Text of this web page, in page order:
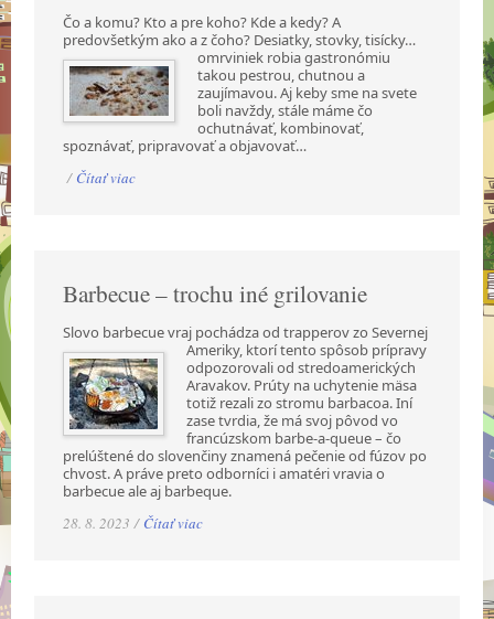
Čo a komu? Kto a pre koho? Kde a kedy? A
predovšetkým ako a z čoho? Desiatky, stovky,tisícky…
omrviniek robia gastronómiu
takou pestrou, chutnou a
zaujímavou. Aj keby sme na svete
boli navždy, stále máme čo
ochutnávať, kombinovať,
spoznávať, pripravovať a objavovať…
/ Čítať viac
Barbecue – trochu iné grilovanie
Slovo barbecue vraj pochádza od trapperov zo Severnej
Ameriky, ktorí tento spôsob prípravy
odpozorovali od stredoamerických
Aravakov. Prúty na uchytenie mäsa
totiž rezali zo stromu barbacoa. Iní
zase tvrdia, že má svoj pôvod vo
francúzskom barbe-a-queue – čo
prelúštené do slovenčiny znamená pečenie od fúzov po
chvost. A práve preto odborníci i amatéri vravia o
barbecue ale aj barbeque.
28. 8. 2023 / Čítať viac